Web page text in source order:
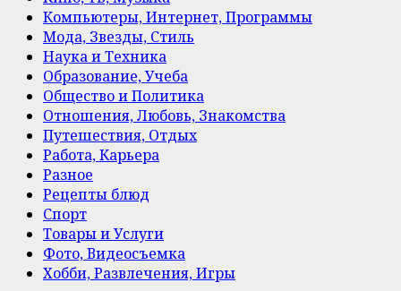
Компьютеры, Интернет, Программы
Мода, Звезды, Стиль
Наука и Техника
Образование, Учеба
Общество и Политика
Отношения, Любовь, Знакомства
Путешествия, Отдых
Работа, Карьера
Разное
Рецепты блюд
Спорт
Товары и Услуги
Фото, Видеосъемка
Хобби, Развлечения, Игры